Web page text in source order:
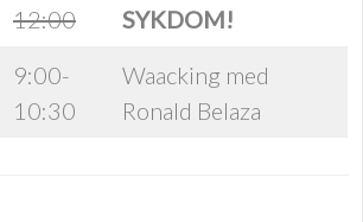
12:00
SYKDOM!
9:00-
10:30
Waacking med
Ronald Belaza